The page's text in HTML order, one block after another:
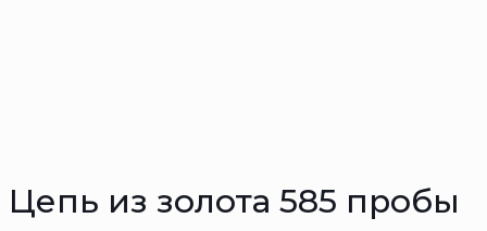
Цепь из золота 585 пробы